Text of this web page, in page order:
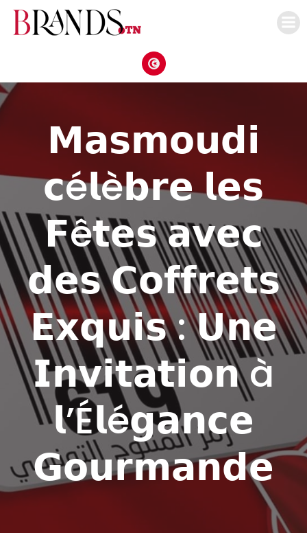
𝗠𝗮𝘀𝗺𝗼𝘂𝗱𝗶
𝗰é𝗹è𝗯𝗿𝗲 𝗹𝗲𝘀
𝗙ê𝘁𝗲𝘀 𝗮𝘃𝗲𝗰
𝗱𝗲𝘀 𝗖𝗼𝗳𝗳𝗿𝗲𝘁𝘀
𝗘𝘅𝗾𝘂𝗶𝘀 : 𝗨𝗻𝗲
𝗜𝗻𝘃𝗶𝘁𝗮𝘁𝗶𝗼𝗻 à
𝗹’É𝗹é𝗴𝗮𝗻𝗰𝗲
𝗚𝗼𝘂𝗿𝗺𝗮𝗻𝗱𝗲